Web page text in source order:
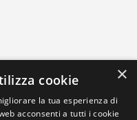
×
cookie
la tua esperienza di
acconsenti a tutti i cookie